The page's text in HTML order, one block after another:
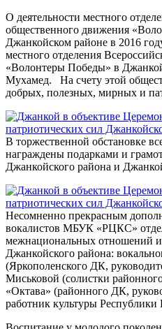
О деятельности местного
общественного движения
Джанкойском районе в 2016
местного отделения
«Волонтеры Победы» в
Мухамед. На счету этой
добрых, полезных, мирных и
В торжественной обстановке
награждены подарками и
Джанкойского района и
Несомненно прекрасным
вокалистов МБУК «РЦКС»
межнациональных отношений
Джанкойского района:
(Яркополенского ДК,
Миськовой (солистки
«Октава» (районного ДК,
работник культуры